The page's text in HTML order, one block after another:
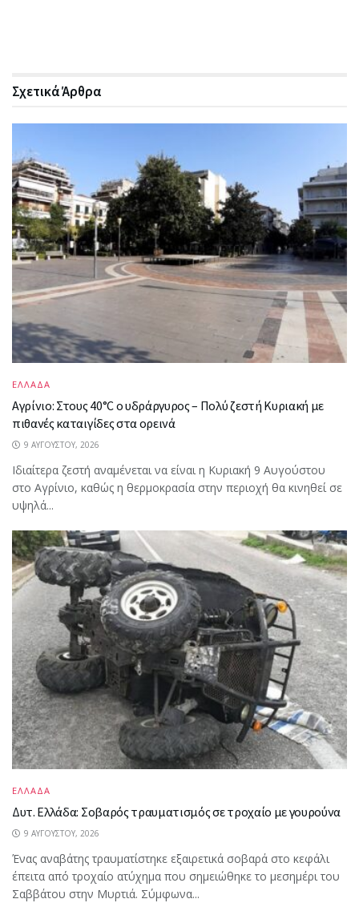
ΣχετικάΆρθρα
ΕΛΛΑΔΑ
Αγρίνιο: Στους 40°C ο υδράργυρος – Πολύ ζεστή Κυριακή με
πιθανές καταιγίδες στα ορεινά
9 ΑΥΓΟΎΣΤΟΥ, 2026
Ιδιαίτερα ζεστή αναμένεται να είναι η Κυριακή 9 Αυγούστου
στο Αγρίνιο, καθώς η θερμοκρασία στην περιοχή θα κινηθεί σε
υψηλά...
ΕΛΛΑΔΑ
Δυτ. Ελλάδα: Σοβαρός τραυματισμός σε τροχαίο με γουρούνα
9 ΑΥΓΟΎΣΤΟΥ, 2026
Ένας αναβάτης τραυματίστηκε εξαιρετικά σοβαρά στο κεφάλι
έπειτα από τροχαίο ατύχημα που σημειώθηκε το μεσημέρι του
Σαββάτου στην Μυρτιά. Σύμφωνα...